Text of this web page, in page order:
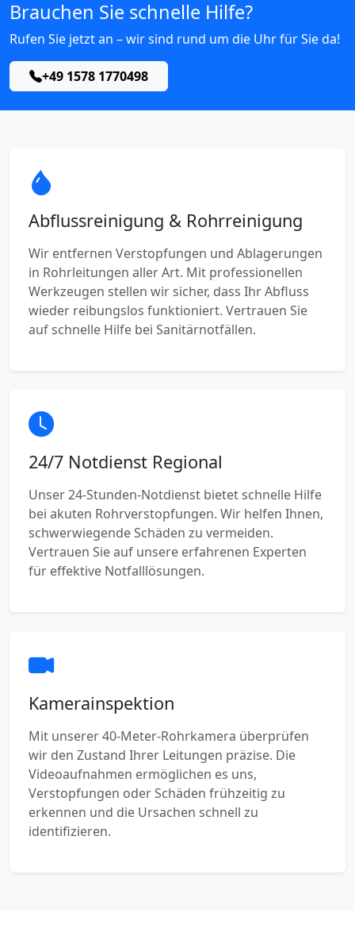
Brauchen Sie schnelle Hilfe?
Rufen Sie jetzt an – wir sind rund um die Uhr für Sie da!
+49 1578 1770498
Abflussreinigung & Rohrreinigung
Wir entfernen Verstopfungen und Ablagerungen
in Rohrleitungen aller Art. Mit professionellen
Werkzeugen stellen wir sicher, dass Ihr Abfluss
wieder reibungslos funktioniert. Vertrauen Sie
auf schnelle Hilfe bei Sanitärnotfällen.
24/7 Notdienst Regional
Unser 24-Stunden-Notdienst bietet schnelle Hilfe
bei akuten Rohrverstopfungen. Wir helfen Ihnen,
schwerwiegende Schäden zu vermeiden.
Vertrauen Sie auf unsere erfahrenen Experten
für effektive Notfalllösungen.
Kamerainspektion
Mit unserer 40-Meter-Rohrkamera überprüfen
wir den Zustand Ihrer Leitungen präzise. Die
Videoaufnahmen ermöglichen es uns,
Verstopfungen oder Schäden frühzeitig zu
erkennen und die Ursachen schnell zu
identifizieren.